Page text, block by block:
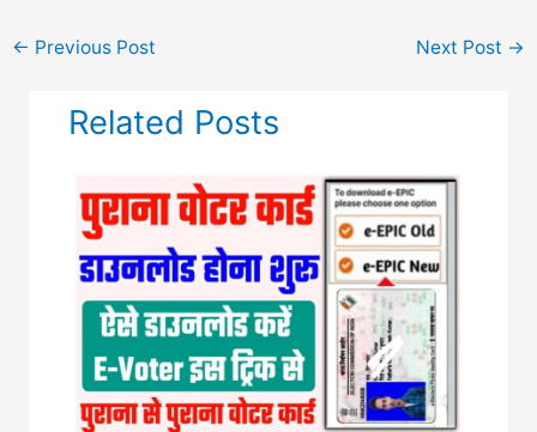
← Previous Post Next Post →
Related Posts